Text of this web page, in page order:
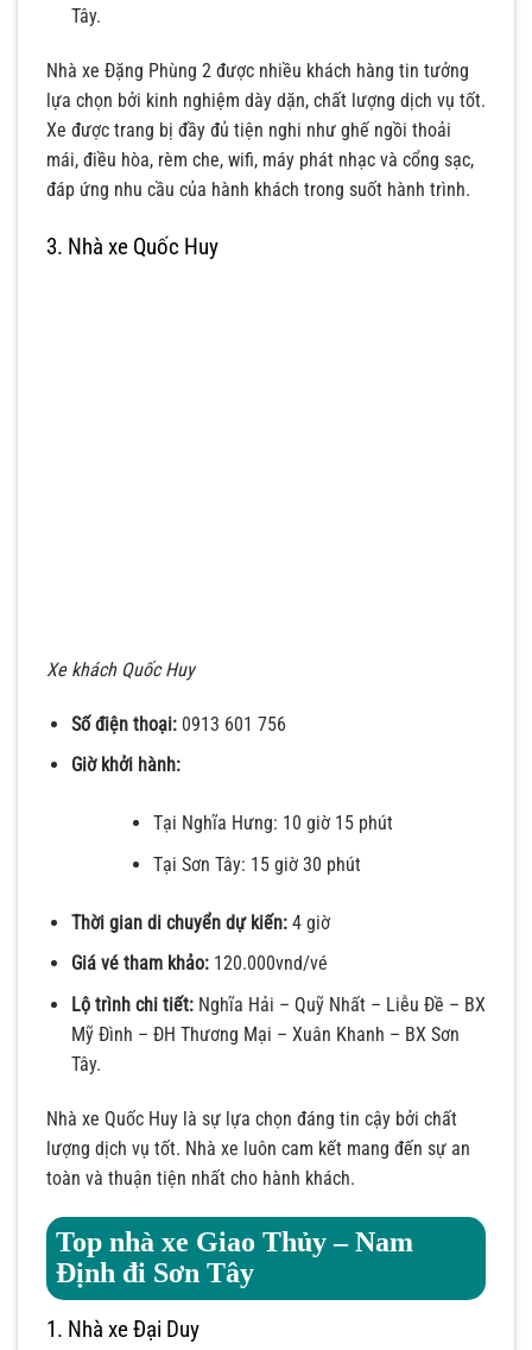
Tây.
Nhà xe Đặng Phùng 2 được nhiều khách hàng tin tưởng
lựa chọn bởi kinh nghiệm dày dặn, chất lượng dịch vụ tốt.
Xe được trang bị đầy đủ tiện nghi như ghế ngồi thoải
mái, điều hòa, rèm che, wifi, máy phát nhạc và cổng sạc,
đáp ứng nhu cầu của hành khách trong suốt hành trình.
3. Nhà xe Quốc Huy
Xe khách Quốc Huy
Số điện thoại:0913 601 756
Giờ khởi hành:
Tại Nghĩa Hưng: 10 giờ 15 phút
Tại Sơn Tây: 15 giờ 30 phút
Thời gian di chuyển dự kiến:4 giờ
Giá vé tham khảo:120.000vnd/vé
Lộ trình chi tiết:Nghĩa Hải – Quỹ Nhất – Liễu Đề – BX
Mỹ Đình – ĐH Thương Mại – Xuân Khanh – BX Sơn
Tây.
Nhà xe Quốc Huy là sự lựa chọn đáng tin cậy bởi chất
lượng dịch vụ tốt. Nhà xe luôn cam kết mang đến sự an
toàn và thuận tiện nhất cho hành khách.
Top nhà xe Giao Thủy – Nam
Định đi Sơn Tây
1. Nhà xe Đại Duy